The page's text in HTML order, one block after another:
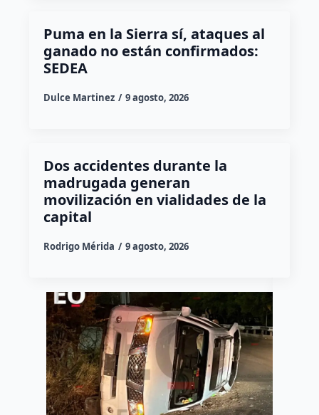
Puma en la Sierra sí, ataques al
ganado no están confirmados:
SEDEA
Dulce Martinez 9 agosto, 2026
Dos accidentes durante la
madrugada generan
movilización en vialidades de la
capital
Rodrigo Mérida 9 agosto, 2026